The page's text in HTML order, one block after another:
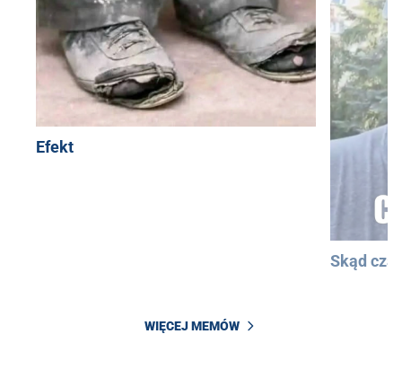
Efekt
Skąd
WIĘCEJ MEMÓW